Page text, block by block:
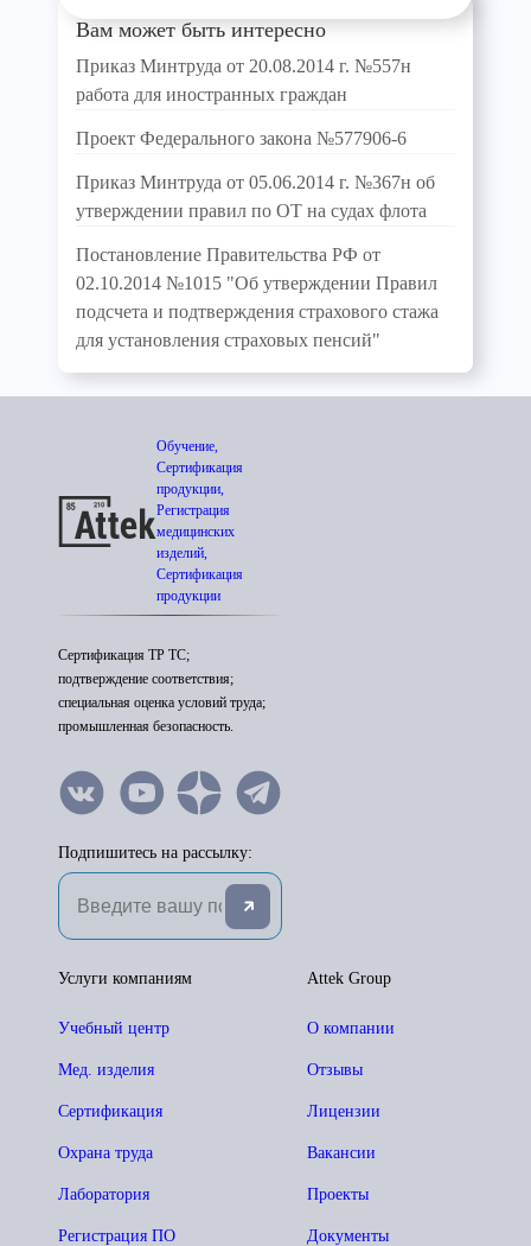
Вам может быть интересно
Приказ Минтруда от 20.08.2014 г. №557н
работа для иностранных граждан
Проект Федерального закона №577906-6
Приказ Минтруда от 05.06.2014 г. №367н об
утверждении правил по ОТ на судах флота
Постановление Правительства РФ от
02.10.2014 №1015 "Об утверждении Правил
подсчета и подтверждения страхового стажа
для установления страховых пенсий"
Обучение,
Сертификация
продукции,
Регистрация
медицинских
изделий,
Сертификация
продукции
Сертификация ТР ТС;
подтверждение соответствия;
специальная оценка условий труда;
промышленная безопасность.
Подпишитесь на рассылку:
Attek Group
О компании
Отзывы
Лицензии
Вакансии
Проекты
Документы
Услуги компаниям
Учебный центр
Мед. изделия
Сертификация
Охрана труда
Лаборатория
Регистрация ПО